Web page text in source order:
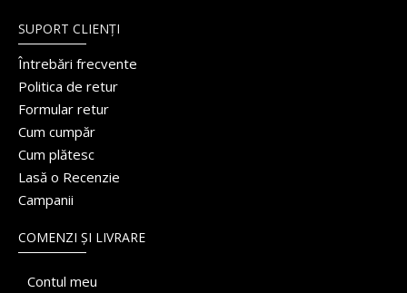
SUPORT CLIENȚI
Întrebări frecvente
Politica de retur
Formular retur
Cum cumpăr
Cum plătesc
Lasă o Recenzie
Campanii
COMENZI ȘI LIVRARE
Contul meu